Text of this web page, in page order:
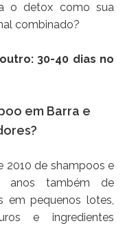
o detox como sua
combinado?
30-40 dias no
em Barra e
2010 de shampoos e
anos também de
em pequenos lotes,
e ingredientes